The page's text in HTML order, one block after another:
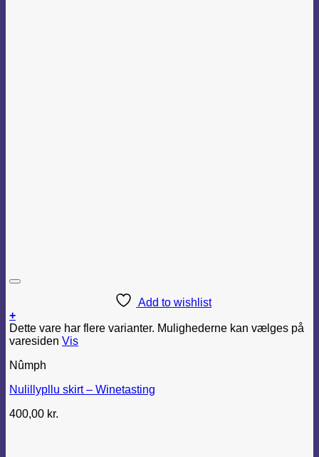
Add to wishlist
+
Dette vare har flere varianter. Mulighederne kan vælges på
varesiden Vis
Nûmph
Nulillypllu skirt – Winetasting
400,00 kr.